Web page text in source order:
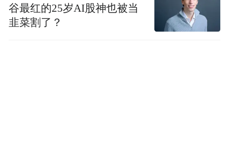
谷最红的25岁AI股神也被当
韭菜割了？